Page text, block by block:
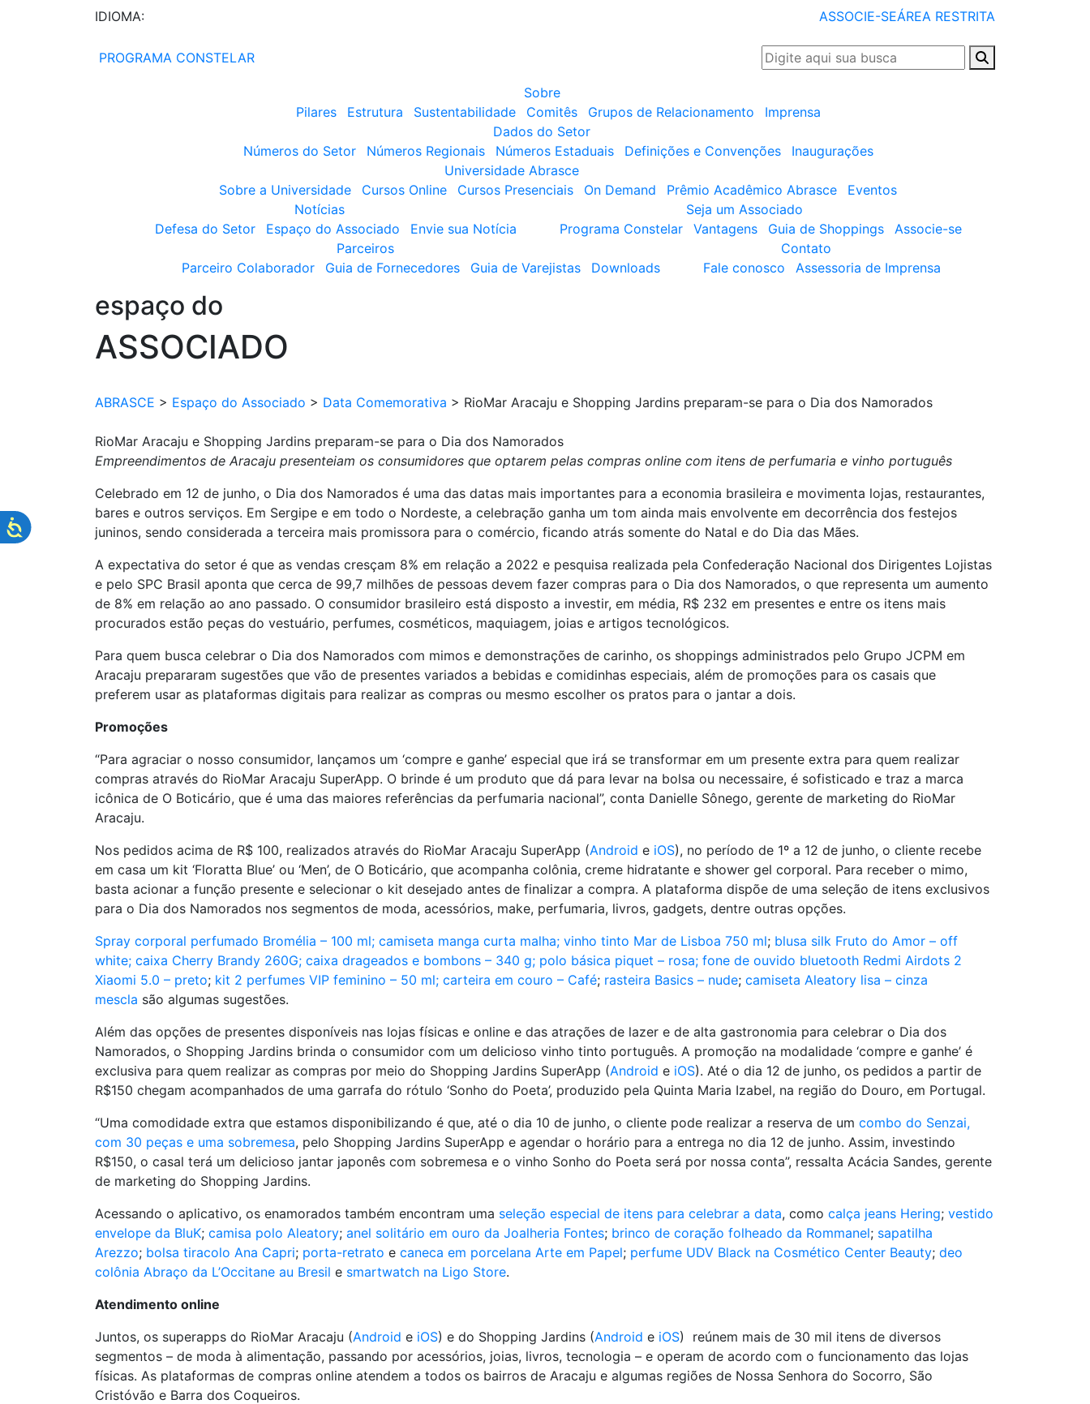
IDIOMA: ASSOCIE-SEÁREA RESTRITA
PROGRAMA CONSTELAR
Sobre
Pilares
Estrutura Sustentabilidade Comitês Grupos de Relacionamento
Imprensa
Dados do Setor
Números do Setor
Números Regionais Números Estaduais Definições e Convenções
Inaugurações
Universidade Abrasce
Sobre a Universidade
Cursos Online Cursos Presenciais On Demand Prêmio Acadêmico Abrasce
Eventos
Notícias
Defesa do Setor
Espaço do Associado Envie sua Notícia
Seja um Associado
Programa Constelar
Vantagens Guia de Shoppings
Associe-se
Parceiros
Parceiro Colaborador
Guia de Fornecedores Guia de Varejistas Downloads
Contato
Fale conosco
Assessoria de Imprensa
espaço do
ASSOCIADO
ABRASCE > Espaço do Associado > Data Comemorativa > RioMar Aracaju e Shopping Jardins preparam-se para o Dia dos Namorados
RioMar Aracaju e Shopping Jardins preparam-se para o Dia dos Namorados
Empreendimentos de Aracaju presenteiam os consumidores que optarem pelas compras online com itens de perfumaria e vinho português
Celebrado em 12 de junho, o Dia dos Namorados é uma das datas mais importantes para a economia brasileira e movimenta lojas, restaurantes,
bares e outros serviços. Em Sergipe e em todo o Nordeste, a celebração ganha um tom ainda mais envolvente em decorrência dos festejos
juninos, sendo considerada a terceira mais promissora para o comércio, ficando atrás somente do Natal e do Dia das Mães.
A expectativa do setor é que as vendas cresçam 8% em relação a 2022 e pesquisa realizada pela Confederação Nacional dos Dirigentes Lojistas
e pelo SPC Brasil aponta que cerca de 99,7 milhões de pessoas devem fazer compras para o Dia dos Namorados, o que representa um aumento
de 8% em relação ao ano passado. O consumidor brasileiro está disposto a investir, em média, R$ 232 em presentes e entre os itens mais
procurados estão peças do vestuário, perfumes, cosméticos, maquiagem, joias e artigos tecnológicos.
Para quem busca celebrar o Dia dos Namorados com mimos e demonstrações de carinho, os shoppings administrados pelo Grupo JCPM em
Aracaju prepararam sugestões que vão de presentes variados a bebidas e comidinhas especiais, além de promoções para os casais que
preferem usar as plataformas digitais para realizar as compras ou mesmo escolher os pratos para o jantar a dois.
Promoções
“Para agraciar o nosso consumidor, lançamos um ‘compre e ganhe’ especial que irá se transformar em um presente extra para quem realizar
compras através do RioMar Aracaju SuperApp. O brinde é um produto que dá para levar na bolsa ou necessaire, é sofisticado e traz a marca
icônica de O Boticário, que é uma das maiores referências da perfumaria nacional”, conta Danielle Sônego, gerente de marketing do RioMar
Aracaju.
Nos pedidos acima de R$ 100, realizados através do RioMar Aracaju SuperApp (Android e iOS), no período de 1º a 12 de junho, o cliente recebe
em casa um kit ‘Floratta Blue’ ou ‘Men’, de O Boticário, que acompanha colônia, creme hidratante e shower gel corporal. Para receber o mimo,
basta acionar a função presente e selecionar o kit desejado antes de finalizar a compra. A plataforma dispõe de uma seleção de itens exclusivos
para o Dia dos Namorados nos segmentos de moda, acessórios, make, perfumaria, livros, gadgets, dentre outras opções.
Spray corporal perfumado Bromélia – 100 ml; camiseta manga curta malha; vinho tinto Mar de Lisboa 750 ml; blusa silk Fruto do Amor – off
white; caixa Cherry Brandy 260G; caixa drageados e bombons – 340 g; polo básica piquet – rosa; fone de ouvido bluetooth Redmi Airdots 2
Xiaomi 5.0 – preto; kit 2 perfumes VIP feminino – 50 ml; carteira em couro – Café; rasteira Basics – nude; camiseta Aleatory lisa – cinza
mescla são algumas sugestões.
Além das opções de presentes disponíveis nas lojas físicas e online e das atrações de lazer e de alta gastronomia para celebrar o Dia dos
Namorados, o Shopping Jardins brinda o consumidor com um delicioso vinho tinto português. A promoção na modalidade ‘compre e ganhe’ é
exclusiva para quem realizar as compras por meio do Shopping Jardins SuperApp (Android e iOS). Até o dia 12 de junho, os pedidos a partir de
R$150 chegam acompanhados de uma garrafa do rótulo ‘Sonho do Poeta’, produzido pela Quinta Maria Izabel, na região do Douro, em Portugal.
“Uma comodidade extra que estamos disponibilizando é que, até o dia 10 de junho, o cliente pode realizar a reserva de um combo do Senzai,
com 30 peças e uma sobremesa, pelo Shopping Jardins SuperApp e agendar o horário para a entrega no dia 12 de junho. Assim, investindo
R$150, o casal terá um delicioso jantar japonês com sobremesa e o vinho Sonho do Poeta será por nossa conta”, ressalta Acácia Sandes, gerente
de marketing do Shopping Jardins.
Acessando o aplicativo, os enamorados também encontram uma seleção especial de itens para celebrar a data, como calça jeans Hering; vestido
envelope da BluK; camisa polo Aleatory; anel solitário em ouro da Joalheria Fontes; brinco de coração folheado da Rommanel; sapatilha
Arezzo; bolsa tiracolo Ana Capri; porta-retrato e caneca em porcelana Arte em Papel; perfume UDV Black na Cosmético Center Beauty; deo
colônia Abraço da L’Occitane au Bresil e smartwatch na Ligo Store.
Atendimento online
Juntos, os superapps do RioMar Aracaju (Android e iOS) e do Shopping Jardins (Android e iOS) reúnem mais de 30 mil itens de diversos
segmentos – de moda à alimentação, passando por acessórios, joias, livros, tecnologia – e operam de acordo com o funcionamento das lojas
físicas. As plataformas de compras online atendem a todos os bairros de Aracaju e algumas regiões de Nossa Senhora do Socorro, São
Cristóvão e Barra dos Coqueiros.